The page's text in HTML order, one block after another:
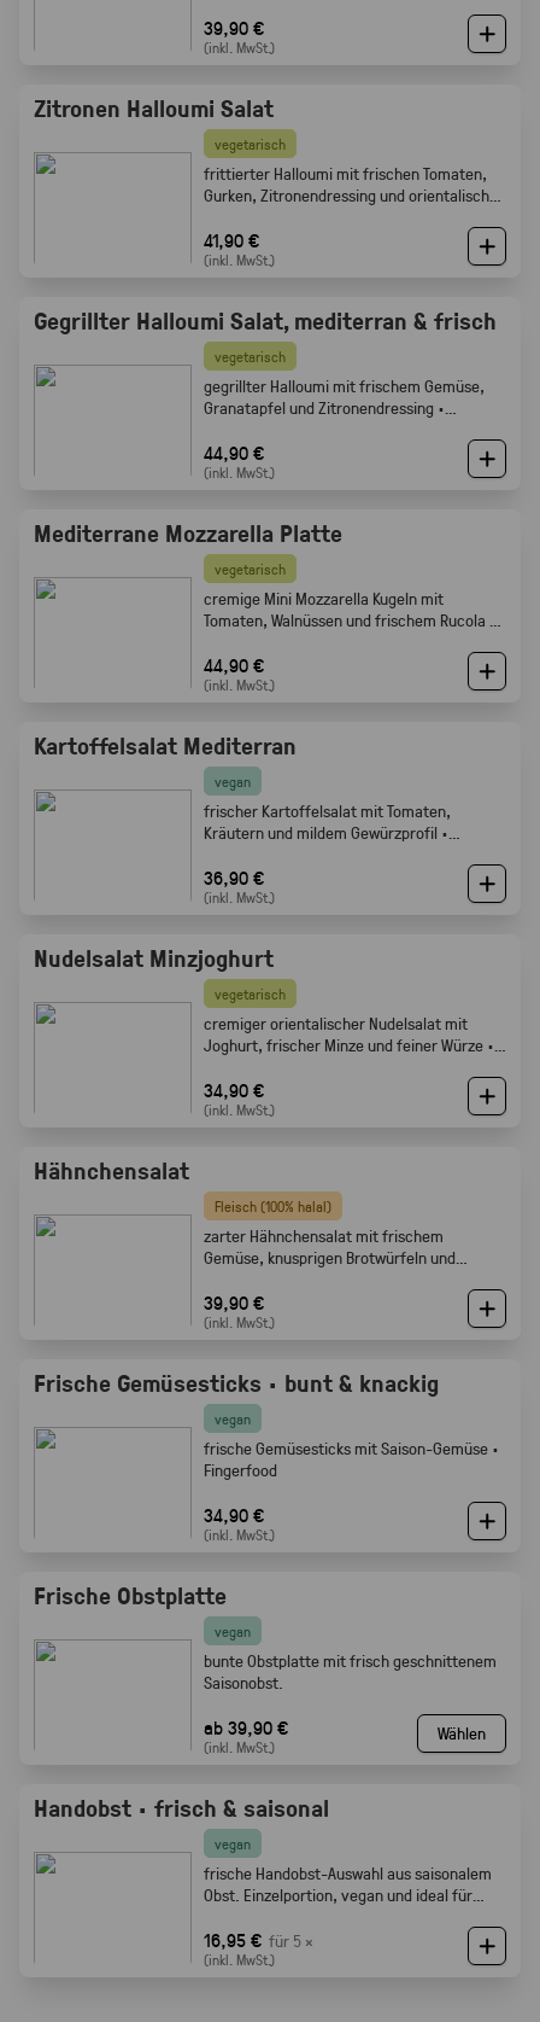
39,90 €
(inkl. MwSt.)
Zitronen Halloumi Salat
vegetarisch
frittierter Halloumi mit frischen Tomaten,
Gurken, Zitronendressing und orientalischen
41,90 €
(inkl. MwSt.)
Gegrillter Halloumi Salat, mediterran & frisch
vegetarisch
gegrillter Halloumi mit frischem Gemüse,
Granatapfel und Zitronendressing ·
44,90 €
(inkl. MwSt.)
Mediterrane Mozzarella Platte
vegetarisch
cremige Mini Mozzarella Kugeln mit
Tomaten, Walnüssen und frischem Rucola ·
44,90 €
(inkl. MwSt.)
Kartoffelsalat Mediterran
vegan
frischer Kartoffelsalat mit Tomaten,
Kräutern und mildem Gewürzprofil ·
36,90 €
(inkl. MwSt.)
Nudelsalat Minzjoghurt
vegetarisch
cremiger orientalischer Nudelsalat mit
Joghurt, frischer Minze und feiner Würze ·
34,90 €
(inkl. MwSt.)
Hähnchensalat
Fleisch (100% halal)
zarter Hähnchensalat mit frischem
Gemüse, knusprigen Brotwürfeln und
39,90 €
(inkl. MwSt.)
Frische Gemüsesticks · bunt & knackig
vegan
frische Gemüsesticks mit Saison-Gemüse ·
Fingerfood
34,90 €
(inkl. MwSt.)
Frische Obstplatte
vegan
bunte Obstplatte mit frisch geschnittenem
Saisonobst.
ab 39,90 €
(inkl. MwSt.)
Wählen
Handobst · frisch & saisonal
vegan
frische Handobst-Auswahl aus saisonalem
Obst. Einzelportion, vegan und ideal für
16,95 € für 5 ×
(inkl. MwSt.)